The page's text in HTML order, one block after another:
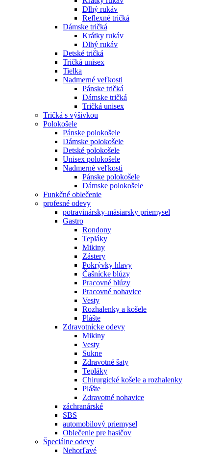
Dlhý rukáv
Reflexné tričká
Dámske tričká
Krátky rukáv
Dlhý rukáv
Detské tričká
Tričká unisex
Tielka
Nadmerné veľkosti
Pánske tričká
Dámske tričká
Tričká unisex
Tričká s výšivkou
Polokošele
Pánske polokošele
Dámske polokošele
Detské polokošele
Unisex polokošele
Nadmerné veľkosti
Pánske polokošele
Dámske polokošele
Funkčné oblečenie
profesné odevy
potravinársky-mäsiarsky priemysel
Gastro
Rondony
Tepláky
Mikiny
Zástery
Pokrývky hlavy
Čašnícke blúzy
Pracovné blúzy
Pracovné nohavice
Vesty
Rozhalenky a košele
Plášte
Zdravotnícke odevy
Mikiny
Vesty
Sukne
Zdravotné šaty
Tepláky
Chirurgické košele a rozhalenky
Plášte
Zdravotné nohavice
záchranárské
SBS
automobilový priemysel
Oblečenie pre hasičov
Špeciálne odevy
Nehorľavé